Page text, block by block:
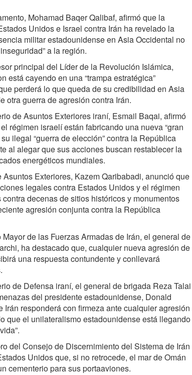
Mohamad Baqer Qalibaf, afirmó que la
Unidos e Israel contra Irán ha revelado la
militar estadounidense en Asia Occidental no
a la región.
principal del Líder de la Revolución Islámica,
está cayendo en una “trampa estratégica”
perderá lo que queda de su credibilidad en Asia
otra guerra de agresión contra Irán.
de Asuntos Exteriores iraní, Esmail Baqai, afirmó
régimen israelí están fabricando una nueva “gran
ilegal “guerra de elección” contra la República
al alegar que sus acciones buscan restablecer la
energéticos mundiales.
Exteriores, Kazem Qaribabadi, anunció que
legales contra Estados Unidos y el régimen
decenas de sitios históricos y monumentos
agresión conjunta contra la República
de las Fuerzas Armadas de Irán, el general de
ha destacado que, cualquier nueva agresión de
una respuesta contundente y conllevará
de Defensa iraní, el general de brigada Reza Talai
del presidente estadounidense, Donald
Irán responderá con firmeza ante cualquier agresión
que el unilateralismo estadounidense está llegando
del Consejo de Discernimiento del Sistema de Irán
Unidos que, si no retrocede, el mar de Omán
cementerio para sus portaaviones.